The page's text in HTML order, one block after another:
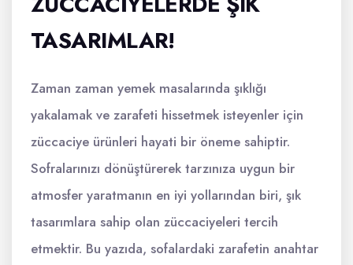
TASARIMLAR!
Zaman zaman yemek masalarında şıklığı
yakalamak ve zarafeti hissetmek isteyenler için
züccaciye ürünleri hayati bir öneme sahiptir.
Sofralarınızı dönüştürerek tarzınıza uygun bir
atmosfer yaratmanın en iyi yollarından biri, şık
tasarımlara sahip olan züccaciyeleri tercih
etmektir. Bu yazıda, sofalardaki zarafetin anahtar